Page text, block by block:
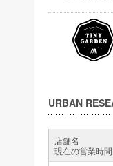
URBAN
店舗名
現在の営業時間